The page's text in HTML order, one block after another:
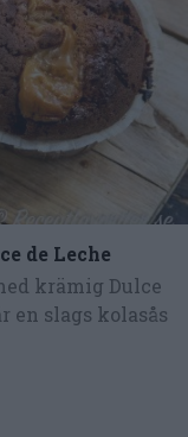
de Leche
krämig Dulce
en slags kolasås